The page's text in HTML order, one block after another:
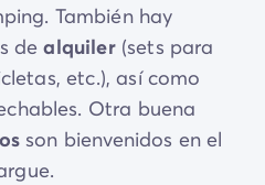
También hay
dealquiler(sets para
etc.), así como
Otra buena
son bienvenidos en el